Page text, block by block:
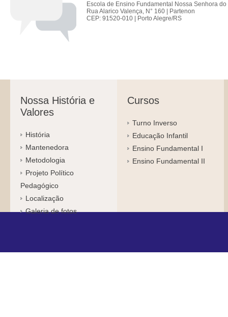
Escola de Ensino Fundamental Nossa Senhora do
Rua Alarico Valença, N° 160 | Partenon
CEP: 91520-010 | Porto Alegre/RS
Nossa História e
Valores
História
Mantenedora
Metodologia
Projeto Político
Pedagógico
Localização
Galeria de fotos
Cursos
Turno Inverso
Educação Infantil
Ensino Fundamental I
Ensino Fundamental II